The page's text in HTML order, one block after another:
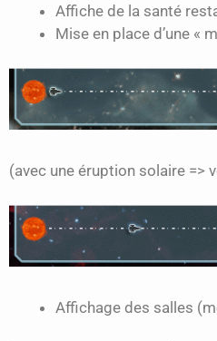
Affiche de la santé
Mise en place d’une «
(avec une éruption solaire =>
Affichage des salles